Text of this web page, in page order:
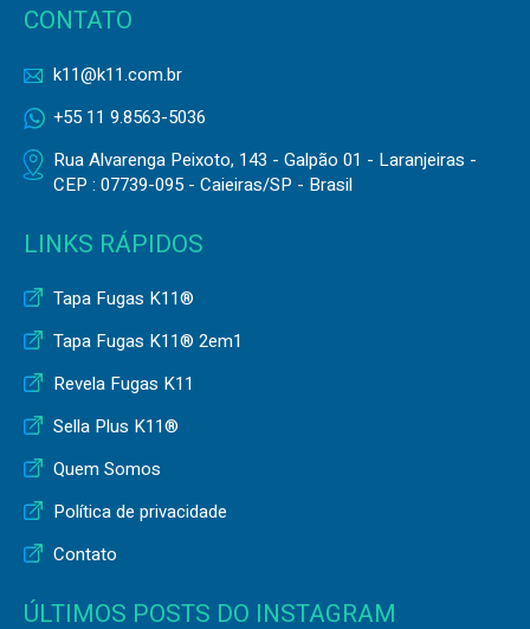
CONTATO
k11@k11.com.br
+55 11 9.8563-5036
Rua Alvarenga Peixoto, 143 - Galpão 01 - Laranjeiras -
CEP : 07739-095 - Caieiras/SP - Brasil
LINKS RÁPIDOS
Tapa Fugas K11®
Tapa Fugas K11® 2em1
Revela Fugas K11
Sella Plus K11®
Quem Somos
Política de privacidade
Contato
ÚLTIMOS POSTS DO INSTAGRAM